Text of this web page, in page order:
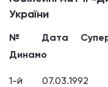
України
№ Дата
Динамо
1-й 07.03.1992